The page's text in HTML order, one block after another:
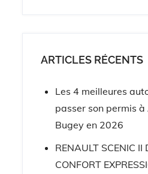
ARTICLES RÉCENTS
Les 4 meilleures
passer son permis
Bugey en 2026
RENAULT SCENIC II
CONFORT